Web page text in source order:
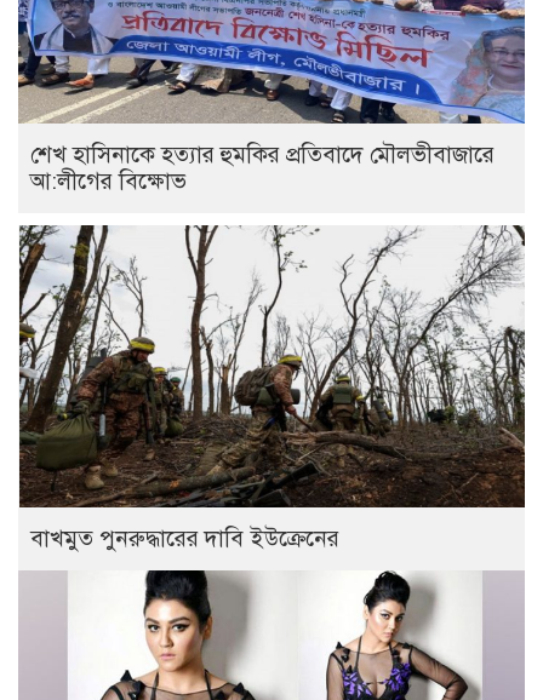
শেখ হাসিনাকে হত্যার হুমকির প্রতিবাদে মৌলভীবাজারে
আ:লীগের বিক্ষোভ
বাখমুত পুনরুদ্ধারের দাবি ইউক্রেনের